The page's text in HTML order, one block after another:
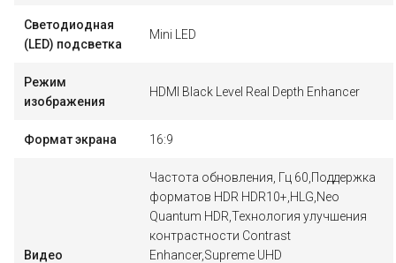
Светодиодная
(LED) подсветка
Mini LED
Режим
изображения
HDMI Black Level Real Depth Enhancer
Формат экрана 16:9
Видео
Частота обновления, Гц 60,Поддержка
форматов HDR HDR10+,HLG,Neo
Quantum HDR,Технология улучшения
контрастности Contrast
Enhancer,Supreme UHD